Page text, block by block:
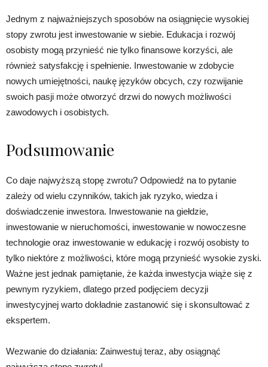
Jednym z najważniejszych sposobów na osiągnięcie wysokiej
stopy zwrotu jest inwestowanie w siebie. Edukacja i rozwój
osobisty mogą przynieść nie tylko finansowe korzyści, ale
również satysfakcję i spełnienie. Inwestowanie w zdobycie
nowych umiejętności, naukę języków obcych, czy rozwijanie
swoich pasji może otworzyć drzwi do nowych możliwości
zawodowych i osobistych.
Podsumowanie
Co daje najwyższą stopę zwrotu? Odpowiedź na to pytanie
zależy od wielu czynników, takich jak ryzyko, wiedza i
doświadczenie inwestora. Inwestowanie na giełdzie,
inwestowanie w nieruchomości, inwestowanie w nowoczesne
technologie oraz inwestowanie w edukację i rozwój osobisty to
tylko niektóre z możliwości, które mogą przynieść wysokie zyski.
Ważne jest jednak pamiętanie, że każda inwestycja wiąże się z
pewnym ryzykiem, dlatego przed podjęciem decyzji
inwestycyjnej warto dokładnie zastanowić się i skonsultować z
ekspertem.
Wezwanie do działania: Zainwestuj teraz, aby osiągnąć